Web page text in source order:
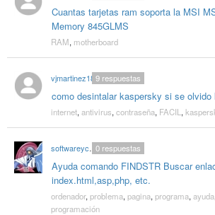
Cuantas tarjetas ram soporta la MSI
Memory 845GLMS
RAM, motherboard
vjmartinez18
como desintalar kaspersky si se olvido
9respuestas
internet, antivirus, contraseña, FACIL ,
softwareycomputo
Ayuda comando FINDSTR Buscar
index.html,asp,php, etc.
0respuestas
ordenador, problema, pagina, programa, ayuda,
programación